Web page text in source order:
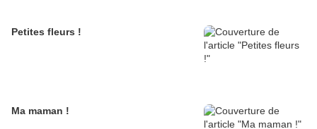
Petites fleurs !
Ma maman !